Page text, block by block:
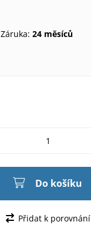
Záruka:24 měsíců
Do košíku
Přidat k porovnání